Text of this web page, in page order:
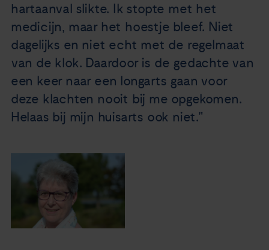
Zorgverleners
Contact
hartaanval slikte. Ik stopte met het
medicijn, maar het hoestje bleef. Niet
dagelijks en niet echt met de regelmaat
van de klok. Daardoor is de gedachte van
een keer naar een longarts gaan voor
deze klachten nooit bij me opgekomen.
Helaas bij mijn huisarts ook niet."